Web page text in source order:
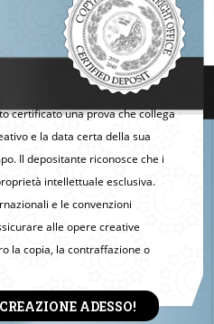
certificato una prova che collega
e la data certa della sua
Il depositante riconosce che i
intellettuale esclusiva.
e le convenzioni
alle opere creative
la copia, la contraffazione o
ADESSO!